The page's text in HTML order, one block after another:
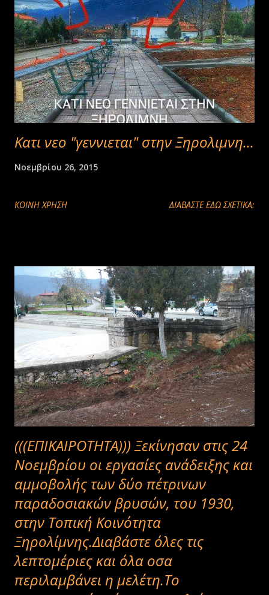
Κατι νεο "γεννιεται" στην Ξηρολιμνη...
Νοεμβρίου 26, 2015
ΚΟΙΝΉ ΧΡΉΣΗ ΔΙΑΒΑΣΤΕ ΕΔΩ ΣΧΕΤΙΚΑ:
(((ΕΠΙΚΑΙΡΟΤΗΤΑ))) Ξεκίνησαν στις 24
Νοεμβρίου οι εργασίες ανάδειξης και
αμμοβολής των δύο πέτρινων
παραδοσιακών βρυσών, του 1930,
στην Τοπική Κοινότητα
Ξηρολίμνης.Διαβάστε όλες τις
λεπτομέριες και όλα οσα
περιλαμβάνει η μελέτη.Το